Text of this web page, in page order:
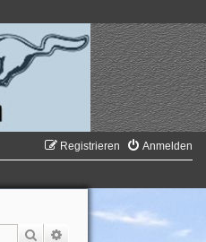
Anmelden
Registrieren
Suche